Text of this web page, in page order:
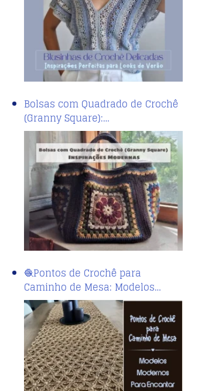
Bolsas com Quadrado de Crochê
(Granny Square):…
🧶Pontos de Crochê para
Caminho de Mesa: Modelos…